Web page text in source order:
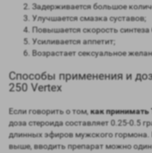
Задерживается большое
Улучшается смазка суставов;
Повышается скорость
Усиливается аппетит;
Возрастает сексуальное
Способы применения и
250 Vertex
Если говорить о том, как принимать
доза стероида составляет 0.25-0.5
длинных эфиров мужского
выше, вводить препарат можно